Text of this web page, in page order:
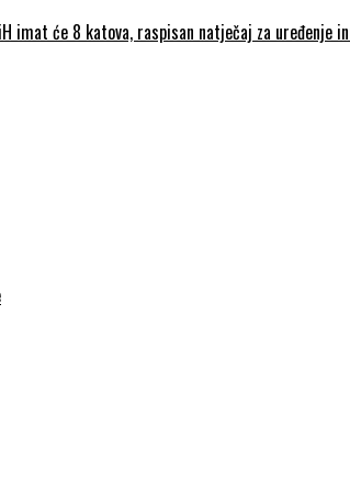
imat će 8 katova, raspisan natječaj za uređenje